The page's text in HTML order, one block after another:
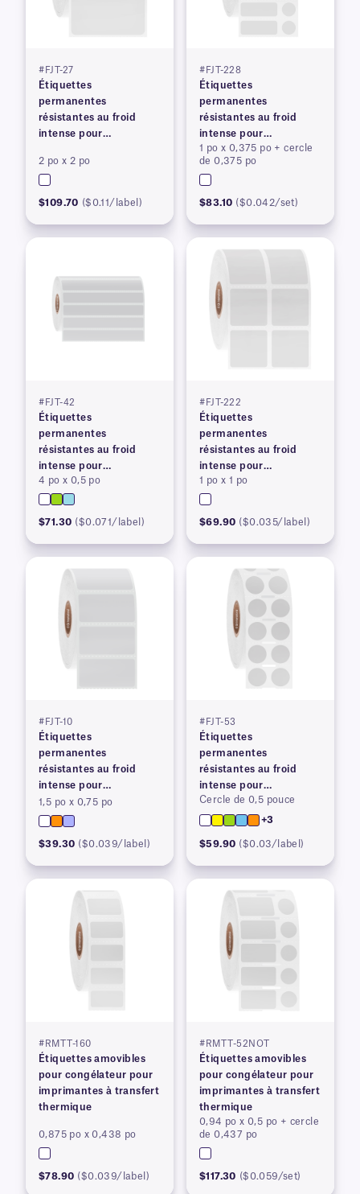
#FJT-27
Étiquettes
permanentes
résistantes au froid
intense pour
thermique
2 po x 2 po
$109.70 ($0.11/label)
#FJT-228
Étiquettes
permanentes
résistantes au froid
intense pour
imprimantes à transfert
thermique
1 po x 0,375 po + cercle
de 0,375 po
$83.10 ($0.042/set)
#FJT-42
Étiquettes
permanentes
résistantes au froid
intense pour
imprimantes à transfert
thermique
4 po x 0,5 po
$71.30 ($0.071/label)
#FJT-222
Étiquettes
permanentes
résistantes au froid
intense pour
imprimantes à transfert
thermique
1 po x 1 po
$69.90 ($0.035/label)
#FJT-10
Étiquettes
permanentes
résistantes au froid
intense pour
imprimantes à transfert
thermique
1,5 po x 0,75 po
$39.30 ($0.039/label)
#FJT-53
Étiquettes
permanentes
résistantes au froid
intense pour
imprimantes à transfert
thermique
Cercle de 0,5 pouce
+3
$59.90 ($0.03/label)
#RMTT-160
Étiquettes amovibles
pour congélateur pour
imprimantes à transfert
thermique
0,875 po x 0,438 po
$78.90 ($0.039/label)
#RMTT-52NOT
Étiquettes amovibles
pour congélateur pour
imprimantes à transfert
thermique
0,94 po x 0,5 po + cercle
de 0,437 po
$117.30 ($0.059/set)